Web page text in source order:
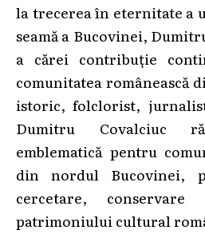
la trecerea în eternitate a
seamă a Bucovinei,
a cărei contribuție
comunitatea românească
istoric, folclorist,
Dumitru Covalciuc
emblematică pentru
din nordul Bucovinei,
cercetare,
patrimoniului cultural